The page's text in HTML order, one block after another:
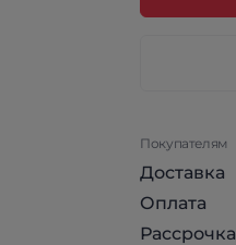
Покупателям
Доставка
Оплата
Рассрочка